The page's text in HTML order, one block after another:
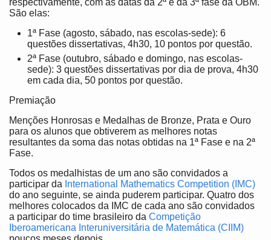
São elas:
1ª Fase (agosto, sábado, nas escolas-sede): 6
questões dissertativas, 4h30, 10 pontos por questão.
2ª Fase (outubro, sábado e domingo, nas escolas-
sede): 3 questões dissertativas por dia de prova, 4h30
em cada dia, 50 pontos por questão.
Premiação
Menções Honrosas e Medalhas de Bronze, Prata e Ouro
para os alunos que obtiverem as melhores notas
resultantes da soma das notas obtidas na 1ª Fase e na 2ª
Fase.
Todos os medalhistas de um ano são convidados a
participar da International Mathematics Competition (IMC)
do ano seguinte, se ainda puderem participar. Quatro dos
melhores colocados da IMC de cada ano são convidados
a participar do time brasileiro da Competição
Iberoamericana Interuniversitária de Matemática (CIIM)